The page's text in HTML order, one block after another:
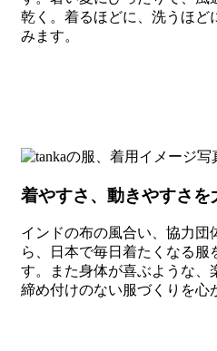
乾く。着るほどに、洗うほど
みます。
着やすさ、動きやすさを
インドの布の風合い、協力団
ら、日本で毎日着たくなる服
す。また身体が喜ぶような、
締め付けのない服づくりを心